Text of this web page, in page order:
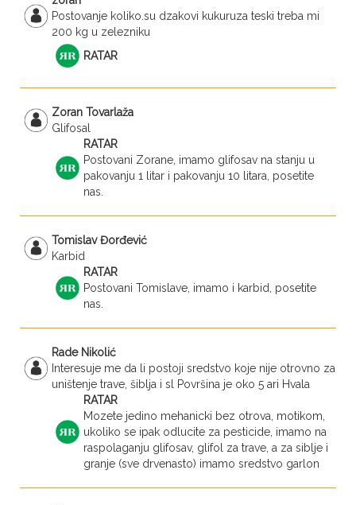
Postovanje koliko.su dzakovi kukuruza teski treba mi
200 kg u zelezniku
RATAR
Zoran Tovarlaža
Glifosal
RATAR
Postovani Zorane, imamo glifosav na stanju u
pakovanju 1 litar i pakovanju 10 litara, posetite
nas.
Tomislav Đorđević
Karbid
RATAR
Postovani Tomislave, imamo i karbid, posetite
nas.
Rade Nikolić
Interesuje me da li postoji sredstvo koje nije otrovno za
uništenje trave, šiblja i sl Površina je oko 5 ari Hvala
RATAR
Mozete jedino mehanicki bez otrova, motikom,
ukoliko se ipak odlucite za pesticide, imamo na
raspolaganju glifosav, glifol za trave, a za siblje i
granje (sve drvenasto) imamo sredstvo garlon